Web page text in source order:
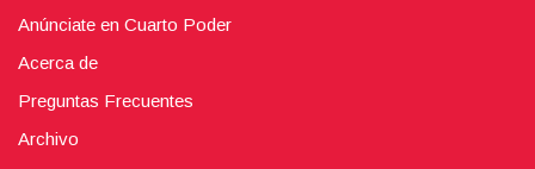
Anúnciate en Cuarto Poder
Acerca de
Preguntas Frecuentes
Archivo